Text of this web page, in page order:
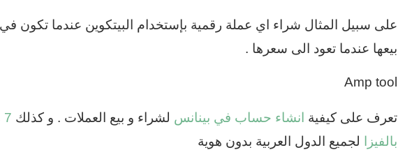
على سبيل المثال شراء اي عملة رقمية بإستخدام البيتكوين عندما تكون
بيعها عندما تعود الى سعرها .
Amp tool
تعرف على كيفية انشاء حساب في بينانس لشراء و بيع العملات . و كذلك
بالفيزا
لجميع الدول العربية بدون هوية